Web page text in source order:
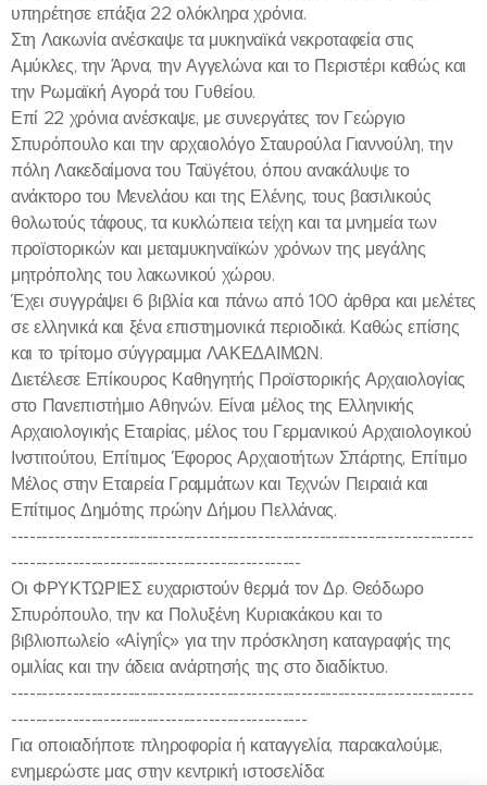
υπηρέτησε επάξια 22 ολόκληρα χρόνια.
Στη Λακωνία ανέσκαψε τα μυκηναϊκά νεκροταφεία στις
Αμύκλες, την Άρνα, την Αγγελώνα και το Περιστέρι καθώς και
την Ρωμαϊκή Αγορά του Γυθείου.
Επί 22 χρόνια ανέσκαψε, με συνεργάτες τον Γεώργιο
Σπυρόπουλο και την αρχαιολόγο Σταυρούλα Γιαννούλη, την
πόλη Λακεδαίμονα του Ταϋγέτου, όπου ανακάλυψε το
ανάκτορο του Μενελάου και της Ελένης, τους βασιλικούς
θολωτούς τάφους, τα κυκλώπεια τείχη και τα μνημεία των
προϊστορικών και μεταμυκηναϊκών χρόνων της μεγάλης
μητρόπολης του λακωνικού χώρου.
Έχει συγγράψει 6 βιβλία και πάνω από 100 άρθρα και μελέτες
σε ελληνικά και ξένα επιστημονικά περιοδικά. Καθώς επίσης
και το τρίτομο σύγγραμμα ΛΑΚΕΔΑΙΜΩΝ.
Διετέλεσε Επίκουρος Καθηγητής Προϊστορικής Αρχαιολογίας
στο Πανεπιστήμιο Αθηνών. Είναι μέλος της Ελληνικής
Αρχαιολογικής Εταιρίας, μέλος του Γερμανικού Αρχαιολογικού
Ινστιτούτου, Επίτιμος Έφορος Αρχαιοτήτων Σπάρτης, Επίτιμο
Μέλος στην Εταιρεία Γραμμάτων και Τεχνών Πειραιά και
Επίτιμος Δημότης πρώην Δήμου Πελλάνας.
---------------------------------------------------------------------------
-----------------------------------------------
Οι ΦΡΥΚΤΩΡΙΕΣ ευχαριστούν θερμά τον Δρ. Θεόδωρο
Σπυρόπουλο, την κα Πολυξένη Κυριακάκου και το
βιβλιοπωλείο «Αἰγηΐς» για την πρόσκληση καταγραφής της
ομιλίας και την άδεια ανάρτησής της στο διαδίκτυο.
---------------------------------------------------------------------------
------------------------------------------------
Για οποιαδήποτε πληροφορία ή καταγγελία, παρακαλούμε,
ενημερώστε μας στην κεντρική ιστοσελίδα: